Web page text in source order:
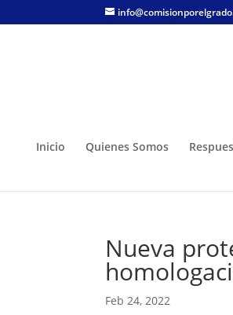
Inicio Quienes Somos
Nueva
Feb 24, 2022